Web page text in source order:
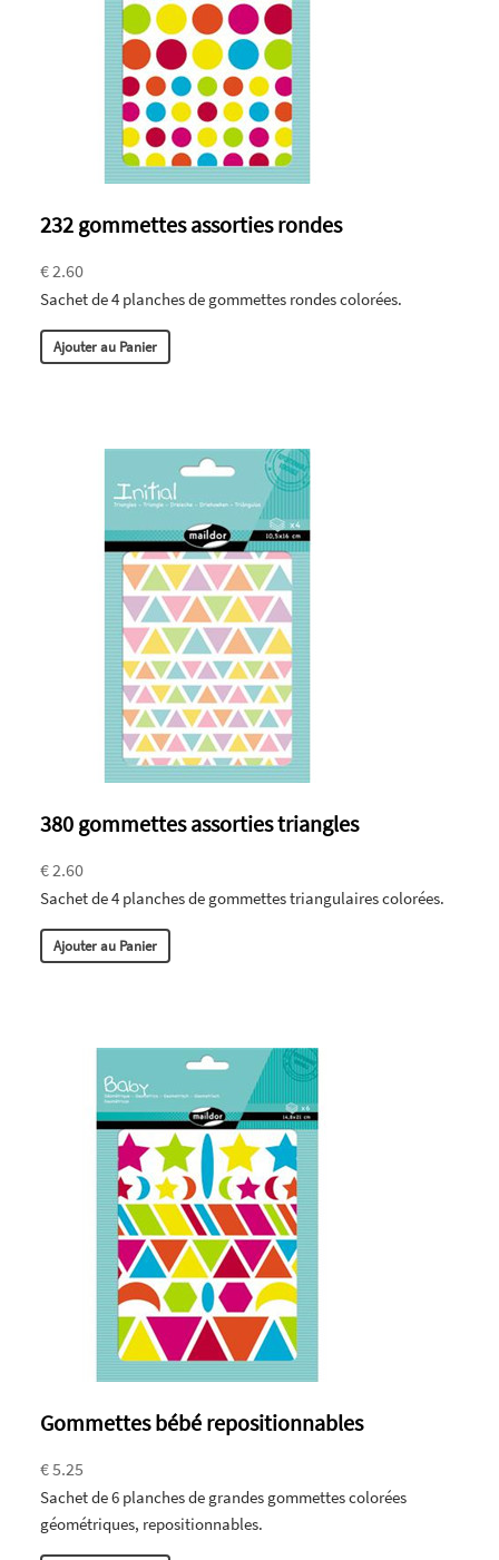
232 gommettes assorties rondes
€ 2.60
Sachet de 4 planches de gommettes rondes colorées.
Ajouter au Panier
380 gommettes assorties triangles
€ 2.60
Sachet de 4 planches de gommettes triangulaires colorées.
Ajouter au Panier
Gommettes bébé repositionnables
€ 5.25
Sachet de 6 planches de grandes gommettes colorées
géométriques, repositionnables.